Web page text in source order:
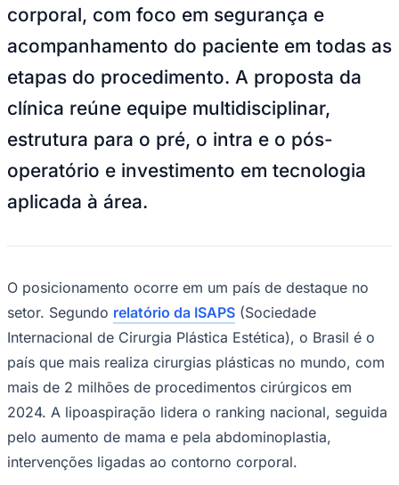
Sport
corporal, com foco em segurança e
acompanhamento do paciente em todas as
etapas do procedimento. A proposta da
clínica reúne equipe multidisciplinar,
estrutura para o pré, o intra e o pós-
operatório e investimento em tecnologia
aplicada à área.
O posicionamento ocorre em um país de destaque no
setor. Segundo relatório da ISAPS (Sociedade
Internacional de Cirurgia Plástica Estética), o Brasil é o
país que mais realiza cirurgias plásticas no mundo, com
mais de 2 milhões de procedimentos cirúrgicos em
2024. A lipoaspiração lidera o ranking nacional, seguida
pelo aumento de mama e pela abdominoplastia,
intervenções ligadas ao contorno corporal.